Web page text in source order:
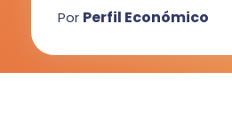
Por Perfil Económico